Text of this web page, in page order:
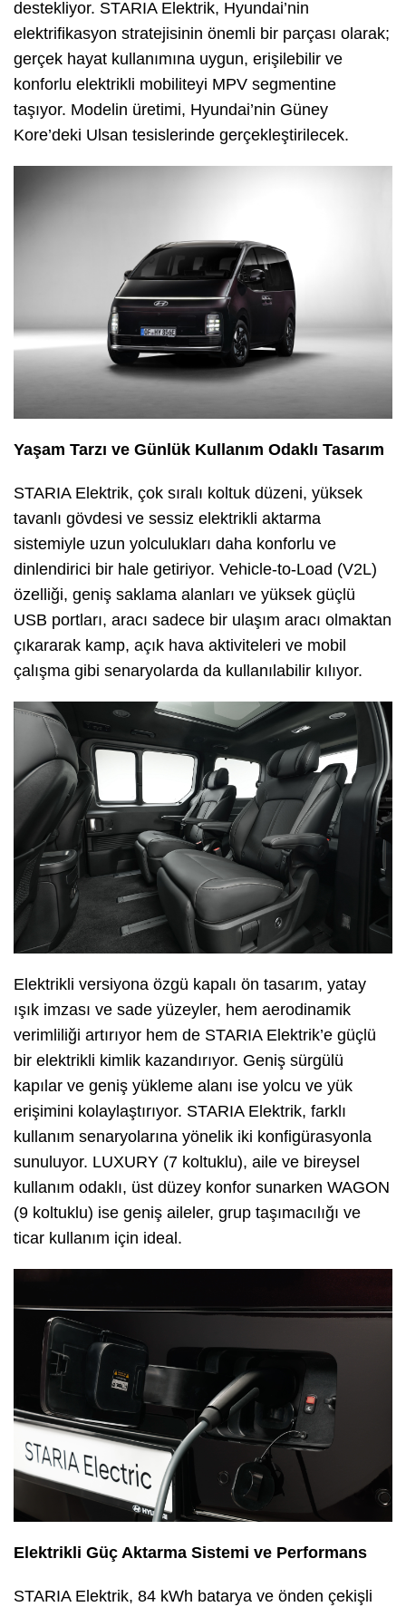
destekliyor. STARIA Elektrik, Hyundai’nin
elektrifikasyon stratejisinin önemli bir parçası olarak;
gerçek hayat kullanımına uygun, erişilebilir ve
konforlu elektrikli mobiliteyi MPV segmentine
taşıyor. Modelin üretimi, Hyundai’nin Güney
Kore’deki Ulsan tesislerinde gerçekleştirilecek.
Yaşam Tarzı ve Günlük Kullanım Odaklı Tasarım
STARIA Elektrik, çok sıralı koltuk düzeni, yüksek
tavanlı gövdesi ve sessiz elektrikli aktarma
sistemiyle uzun yolculukları daha konforlu ve
dinlendirici bir hale getiriyor. Vehicle-to-Load (V2L)
özelliği, geniş saklama alanları ve yüksek güçlü
USB portları, aracı sadece bir ulaşım aracı olmaktan
çıkararak kamp, açık hava aktiviteleri ve mobil
çalışma gibi senaryolarda da kullanılabilir kılıyor.
Elektrikli versiyona özgü kapalı ön tasarım, yatay
ışık imzası ve sade yüzeyler, hem aerodinamik
verimliliği artırıyor hem de STARIA Elektrik’e güçlü
bir elektrikli kimlik kazandırıyor. Geniş sürgülü
kapılar ve geniş yükleme alanı ise yolcu ve yük
erişimini kolaylaştırıyor. STARIA Elektrik, farklı
kullanım senaryolarına yönelik iki konfigürasyonla
sunuluyor. LUXURY (7 koltuklu), aile ve bireysel
kullanım odaklı, üst düzey konfor sunarken WAGON
(9 koltuklu) ise geniş aileler, grup taşımacılığı ve
ticar kullanım için ideal.
Elektrikli Güç Aktarma Sistemi ve Performans
STARIA Elektrik, 84 kWh batarya ve önden çekişli